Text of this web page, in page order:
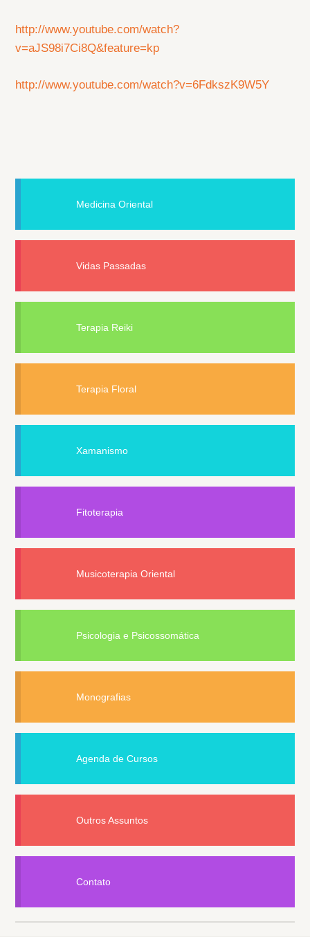
http://www.youtube.com/watch?
v=aJS98i7Ci8Q&feature=kp
http://www.youtube.com/watch?v=6FdkszK9W5Y
Medicina Oriental
Vidas Passadas
Terapia Reiki
Terapia Floral
Xamanismo
Fitoterapia
Musicoterapia Oriental
Psicologia e Psicossomática
Monografias
Agenda de Cursos
Outros Assuntos
Contato